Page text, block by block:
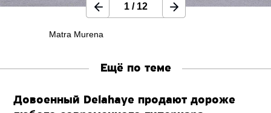
Matra Murena
1/ 12
Ещё по теме
Довоенный Delahaye продают дороже